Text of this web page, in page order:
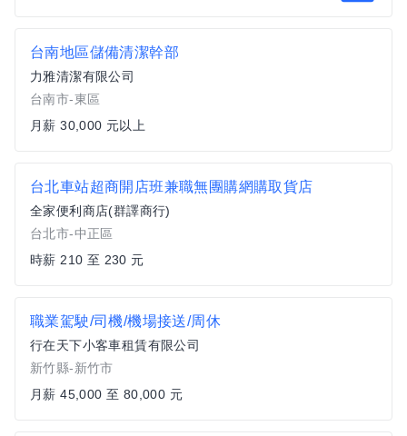
台南地區儲備清潔幹部
力雅清潔有限公司
台南市-東區
月薪 30,000 元以上
台北車站超商開店班兼職無團購網購取貨店
全家便利商店(群譯商行)
台北市-中正區
時薪 210 至 230 元
職業駕駛/司機/機場接送/周休
行在天下小客車租賃有限公司
新竹縣-新竹市
月薪 45,000 至 80,000 元